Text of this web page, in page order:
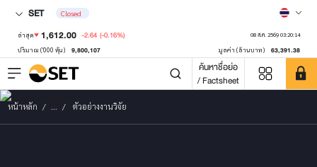
SET Closed
ล่าสุด 1,612.00 -2.64 (-0.16%) 08 ส.ค. 2569 03:20:14
ปริมาณ ('000 หุ้น) 9,800,107 มูลค่า (ล้านบาท) 63,391.38
ค้นหาชื่อย่อ
/ Factsheet
หน้าหลัก ... ตัวอย่างงานวิจัย